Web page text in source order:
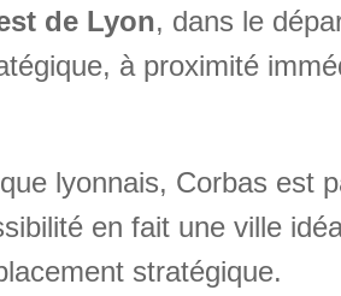
de Lyon, dans le
à proximité
lyonnais, Corbas est
en fait une ville
stratégique.